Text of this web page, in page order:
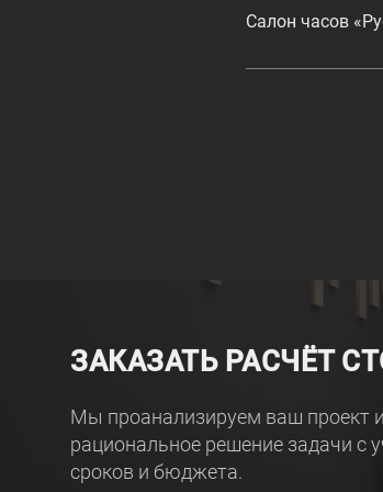
Салон часов
ЗАКАЗАТЬ РАСЧЁТ
Мы проанализируем ваш проект
рациональное решение задачи с
сроков и бюджета.